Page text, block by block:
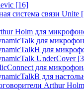
[16]
система связи Unite
Holm для
для
для
UnderCover
для
для
Arthur Holm